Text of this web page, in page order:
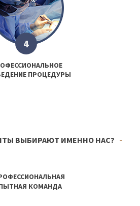
4
ПРОЦЕДУРЫ
ВЫБИРАЮТ ИМЕННО НАС?
КОМАНДА